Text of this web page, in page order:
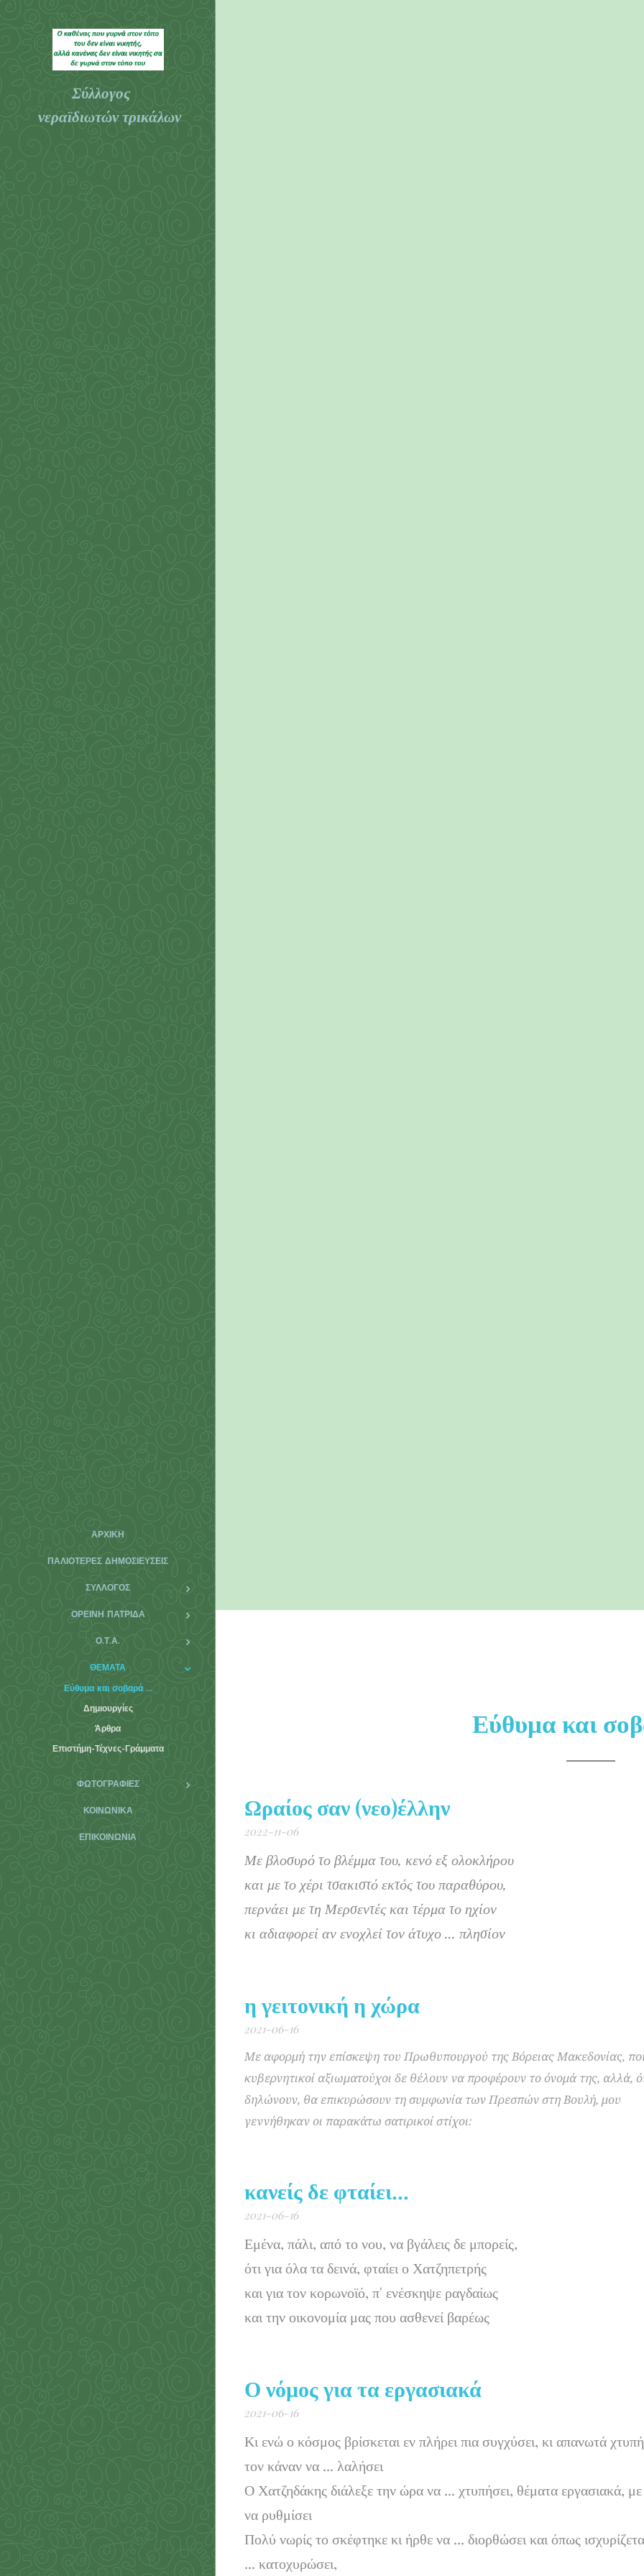
Σύλλογος
νεραϊδιωτών τρικάλων
ΑΡΧΙΚΉ
ΠΑΛΙΌΤΕΡΕΣ ΔΗΜΟΣΙΕΎΣΕΙΣ
ΣΥΛΛΟΓΟΣ
ΟΡΕΙΝΗ ΠΑΤΡΙΔΑ
Ο.Τ.Α.
ΘΕΜΑΤΑ
Εύθυμα και σοβαρά ...
Δημιουργίες
Άρθρα
Επιστήμη-Τέχνες-Γράμματα
ΦΩΤΟΓΡΑΦΊΕΣ
ΚΟΙΝΩΝΙΚΆ
ΕΠΙΚΟΙΝΩΝΊΑ
Εύθυμα και
Ωραίος σαν (νεο)έλλην
2022-11-06
Με βλοσυρό το βλέμμα του, κενό εξ ολοκλήρου
και με το χέρι τσακιστό εκτός του παραθύρου,
περνάει με τη Μερσεντές και τέρμα το ηχίον
κι αδιαφορεί αν ενοχλεί τον άτυχο ... πλησίον
η γειτονική η χώρα
2021-06-16
Με αφορμή την επίσκεψη του Πρωθυπουργού της Βόρειας Μακεδονίας,
κυβερνητικοί αξιωματούχοι δε θέλουν να προφέρουν το όνομά της, αλλά,
δηλώνουν, θα επικυρώσουν τη συμφωνία των Πρεσπών στη Βουλή, μου
γεννήθηκαν οι παρακάτω σατιρικοί στίχοι:
κανείς δε φταίει...
2021-06-16
Εμένα, πάλι, από το νου, να βγάλεις δε μπορείς,
ότι για όλα τα δεινά, φταίει ο Χατζηπετρής
και για τον κορωνοϊό, π' ενέσκηψε ραγδαίως
και την οικονομία μας που ασθενεί βαρέως
Ο νόμος για τα εργασιακά
2021-06-16
Κι ενώ ο κόσμος βρίσκεται εν πλήρει πια συγχύσει, κι απανωτά
τον κάναν να ... λαλήσει
Ο Χατζηδάκης διάλεξε την ώρα να ... χτυπήσει, θέματα εργασιακά,
να ρυθμίσει
Πολύ νωρίς το σκέφτηκε κι ήρθε να ... διορθώσει και όπως
... κατοχυρώσει,